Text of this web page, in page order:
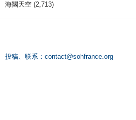
海闊天空 (2,713)
投稿、联系： contact@sohfrance.org